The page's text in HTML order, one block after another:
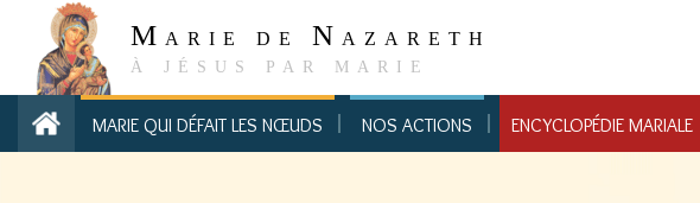
M ARIE DE N AZARETH
À JÉSUS PAR MARIE
MARIE QUI DÉFAIT LES NŒUDS NOS ACTIONS ENCYCLOPÉDIE MARIALE